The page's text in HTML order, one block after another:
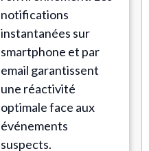
notifications
instantanées sur
smartphone et par
email garantissent
une réactivité
optimale face aux
événements
suspects.